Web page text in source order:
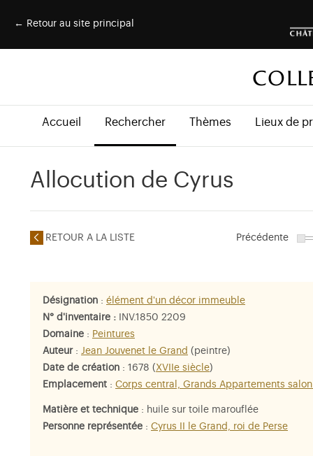
← Retour au site principal
Accueil Rechercher Thèmes Lieux de
Allocution de Cyrus
RETOUR A LA LISTE Précédente
Désignation : élément d'un décor immeuble
N° d'inventaire : INV.1850 2209
Domaine : Peintures
Auteur: Jean Jouvenet le Grand (peintre)
Date de création : 1678 ( XVIIe siècle)
Emplacement : Corps central, Grands Appartements
Matière et technique : huile sur toile marouflée
Personne représentée : Cyrus II le Grand, roi de Perse